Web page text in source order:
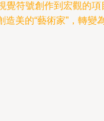
符號創作到宏觀的項
美的“藝術家”，轉變